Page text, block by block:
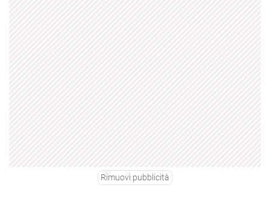
Rimuovi pubblicità